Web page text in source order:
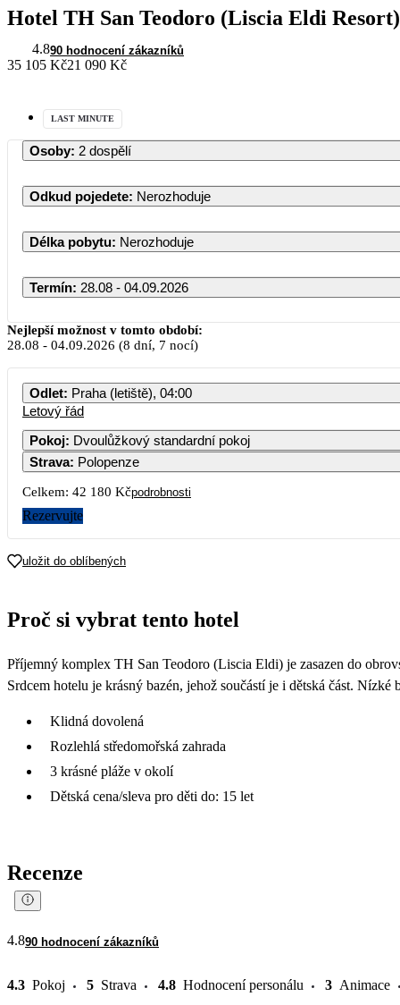
Hotel TH San Teodoro (Liscia Eldi Resort)
4.890 hodnocení zákazníků
35 105 Kč21 090 Kč
LAST MINUTE
Osoby: 2 dospělí
Odkud pojedete: Nerozhoduje
Délka pobytu: Nerozhoduje
Termín: 28.08 - 04.09.2026
Nejlepší možnost v tomto období:
28.08 - 04.09.2026 (8 dní, 7 nocí)
Odlet: Praha (letiště), 04:00
Letový řád
Pokoj: Dvoulůžkový standardní pokoj
Strava: Polopenze
Celkem: 42 180 Kčpodrobnosti
Rezervujte
uložit do oblíbených
Proč si vybrat tento hotel
Příjemný komplex TH San Teodoro (Liscia Eldi) je zasazen do
Srdcem hotelu je krásný bazén, jehož součástí je i dětská část.
Klidná dovolená
Rozlehlá středomořská zahrada
3 krásné pláže v okolí
Dětská cena/sleva pro děti do: 15 let
Recenze
4.890 hodnocení zákazníků
4.3 Pokoj 5 Strava 4.8 Hodnocení personálu 3 Animace